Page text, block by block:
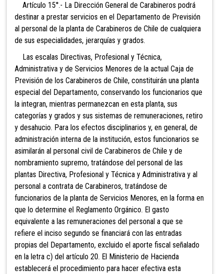
Artículo 15°.- La Dirección General de Carabineros podrá
destinar a prestar servicios en el Departamento de Previsión
al personal de la planta de Carabineros de Chile de cualquiera
de sus especialidades, jerarquías y grados.
Las escalas Directivas, Profesional y Técnica,
Administrativa y de Servicios Menores de la actual Caja de
Previsión de los Carabineros de Chile, constituirán una planta
especial del Departamento, conservando los funcionarios que
la integran, mientras permanezcan en esta planta, sus
categorías y grados y sus sistemas de remuneraciones, retiro
y desahucio. Para los efectos disciplinarios y, en general, de
administración interna de la institución, estos funcionarios se
asimilarán al personal civil de Carabineros de Chile y de
nombramiento supremo, tratándose del personal de las
plantas Directiva, Profesional y Técnica y Administrativa y al
personal a contrata de Carabineros, tratándose de
funcionarios de la planta de Servicios Menores, en la forma en
que lo determine el Reglamento Orgánico. El gasto
equivalente a las remuneraciones del personal a que se
refiere el inciso segundo se financiará con las entradas
propias del Departamento, excluido el aporte fiscal señalado
en la letra c) del artículo 20. El Ministerio de Hacienda
establecerá el procedimiento para hacer efectiva esta